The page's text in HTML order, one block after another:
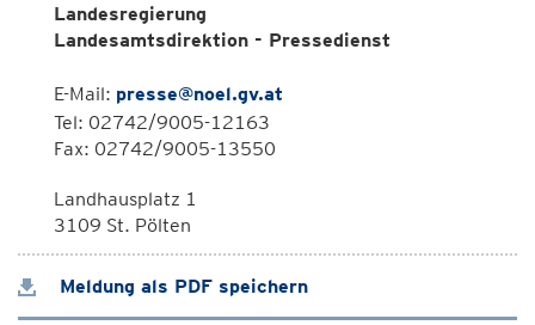
Landesregierung
Landesamtsdirektion - Pressedienst
E-Mail: presse@noel.gv.at
Tel: 02742/9005-12163
Fax: 02742/9005-13550
Landhausplatz 1
3109 St. Pölten
Meldung als PDF speichern